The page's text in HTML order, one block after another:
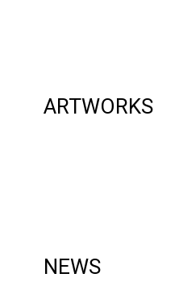
ARTWORKS
NEWS